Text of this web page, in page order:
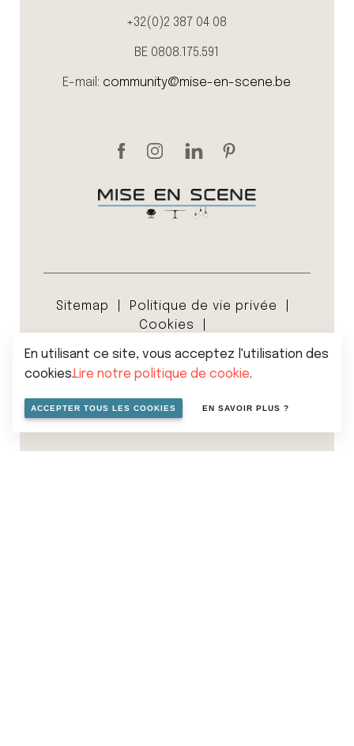
+32(0)2 387 04 08
BE 0808.175.591
E-mail: community@mise-en-scene.be
Sitemap
Politique de vie privée
Cookies
© 2026 Mise en scene
En utilisant ce site, vous acceptez l'utilisation des
cookies.Lire notre politique de cookie.
ACCEPTER TOUS LES COOKIES EN SAVOIR PLUS ?